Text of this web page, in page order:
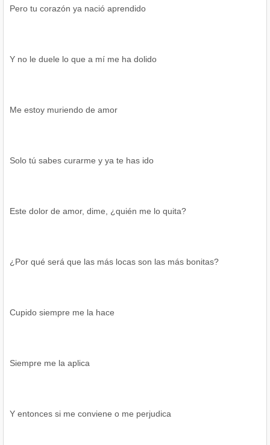
Pero tu corazón ya nació aprendido
Y no le duele lo que a mí me ha dolido
Me estoy muriendo de amor
Solo tú sabes curarme y ya te has ido
Este dolor de amor, dime, ¿quién me lo quita?
¿Por qué será que las más locas son las más bonitas?
Cupido siempre me la hace
Siempre me la aplica
Y entonces si me conviene o me perjudica